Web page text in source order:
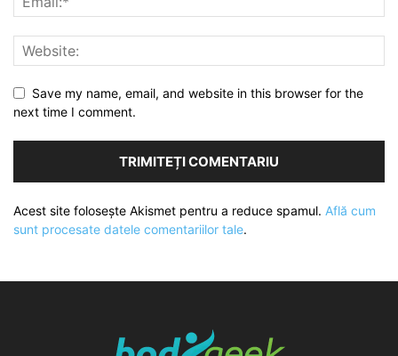
Save my name, email, and website in this browser for the
next time I comment.
Acest site folosește Akismet pentru a reduce spamul. Află cum
sunt procesate datele comentariilor tale.